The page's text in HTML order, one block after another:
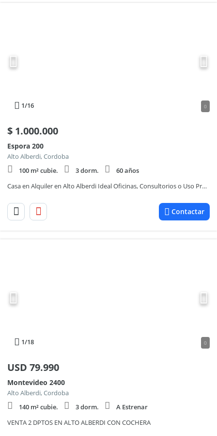
1/16 0
$ 1.000.000
Espora 200
Alto Alberdi, Cordoba
100 m² cubie.
3 dorm.
60 años
Casa en Alquiler en Alto Alberdi Ideal Oficinas, Consultorios o Uso Profesional
Contactar
1/18 0
USD 79.990
Montevideo 2400
Alto Alberdi, Cordoba
140 m² cubie.
3 dorm.
A Estrenar
VENTA 2 DPTOS EN ALTO ALBERDI CON COCHERA